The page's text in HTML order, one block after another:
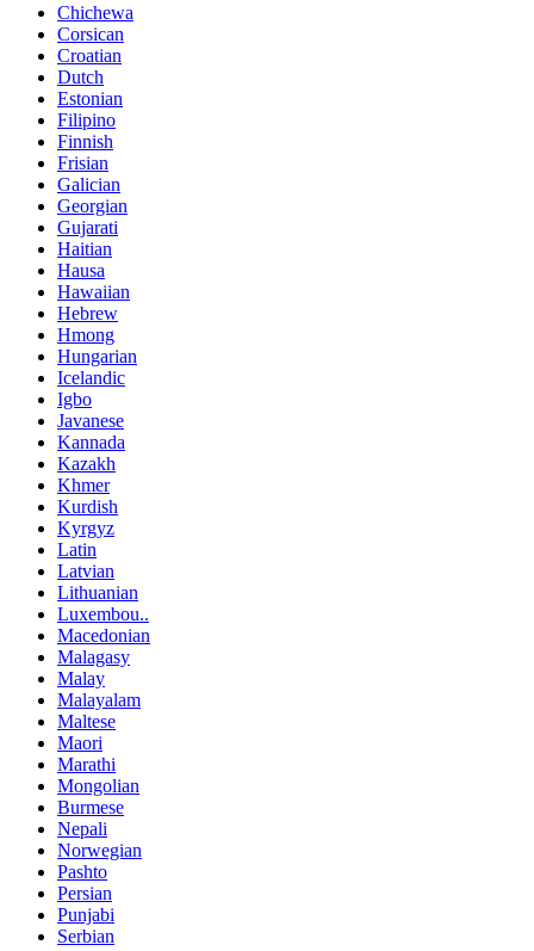
Chichewa
Corsican
Croatian
Dutch
Estonian
Filipino
Finnish
Frisian
Galician
Georgian
Gujarati
Haitian
Hausa
Hawaiian
Hebrew
Hmong
Hungarian
Icelandic
Igbo
Javanese
Kannada
Kazakh
Khmer
Kurdish
Kyrgyz
Latin
Latvian
Lithuanian
Luxembou..
Macedonian
Malagasy
Malay
Malayalam
Maltese
Maori
Marathi
Mongolian
Burmese
Nepali
Norwegian
Pashto
Persian
Punjabi
Serbian